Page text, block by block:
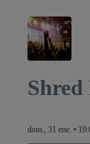
dom., 31 ene. •